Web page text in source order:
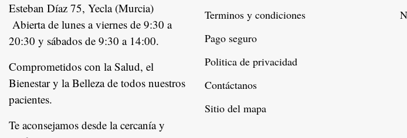
Esteban Díaz 75, Yecla (Murcia)
Abierta de lunes a viernes de 9:30 a
20:30 y sábados de 9:30 a 14:00.
Comprometidos con la Salud, el
Bienestar y la Belleza de todos nuestros
pacientes.
Te aconsejamos desde la cercanía y
Terminos y condiciones
Pago seguro
Politica de privacidad
Contáctanos
Sitio del mapa